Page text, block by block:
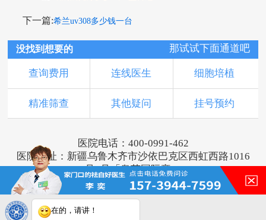
下一篇:希兰uv308多少钱一台
没找到想要的 那试试下面通道吧
查询费用 连线医生 细胞培植
精准筛查 其他疑问 挂号预约
医院电话：400-0991-462
医院地址：新疆乌鲁木齐市沙依巴克区西虹西路1016
号1号「奥莱国际旁」
版权所有：乌鲁木齐新军都皮肤病医院
新ICP备16001749号-2
注：本网站信息仅供参考，不能作为诊断及医疗依
在的，请讲！